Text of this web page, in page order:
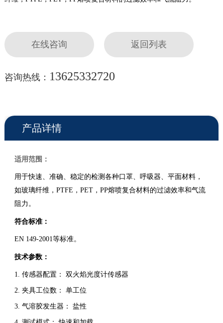
在线咨询 返回列表
咨询热线： 13625332720
产品详情
适用范围：
用于快速、准确、稳定的检测各种口罩、呼吸器、平面材料，
如玻璃纤维，PTFE，PET，PP熔喷复合材料的过滤效率和气流
阻力。
符合标准：
EN 149-2001等标准。
技术参数：
1. 传感器配置： 双火焰光度计传感器
2. 夹具工位数： 单工位
3. 气溶胶发生器： 盐性